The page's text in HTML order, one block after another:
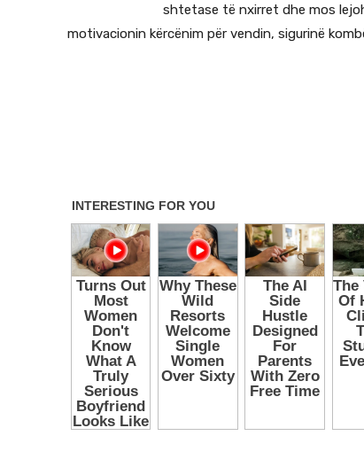
shtetase të nxirret dhe mos
motivacionin kërcënim për vendin, sigurinë